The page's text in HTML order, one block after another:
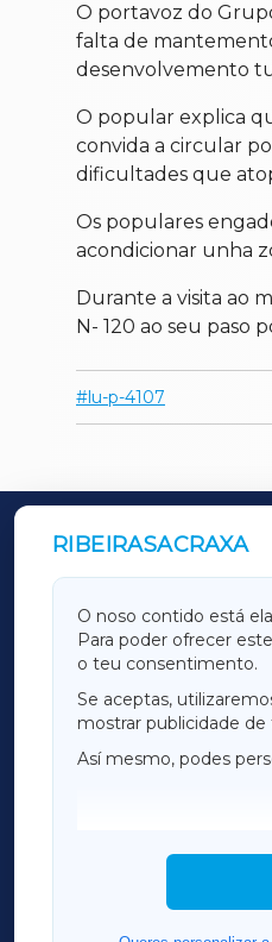
O portavoz do
falta de
desenvolvemento
O popular explica
convida a circular
dificultades que
Os populares
acondicionar unha
Durante a visita ao
N- 120 ao seu paso
lu-p-4107
RIBEIRASACRAXA
O noso contido está
Para poder ofrecer
o teu consentimento.
Se aceptas,
mostrar publicidade de
Así mesmo, podes
OUTROS
GALICIAXA
AMARIÑAXA
OURENSEXA